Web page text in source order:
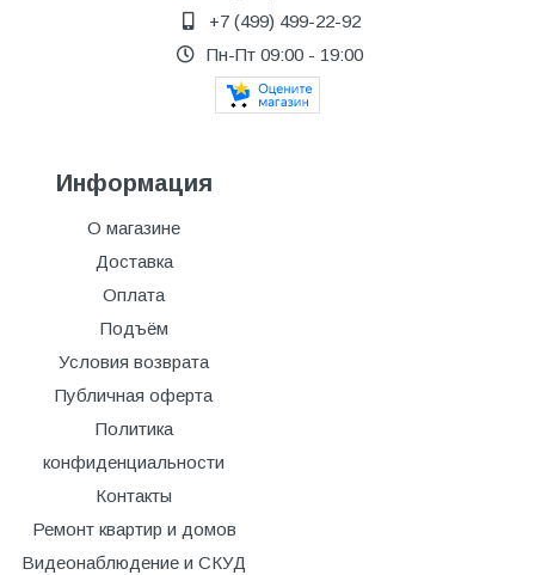
+7 (499) 499-22-92
Пн-Пт 09:00 - 19:00
Информация
О магазине
Доставка
Оплата
Подъём
Условия возврата
Публичная оферта
Политика
конфиденциальности
Контакты
Ремонт квартир и домов
Видеонаблюдение и СКУД